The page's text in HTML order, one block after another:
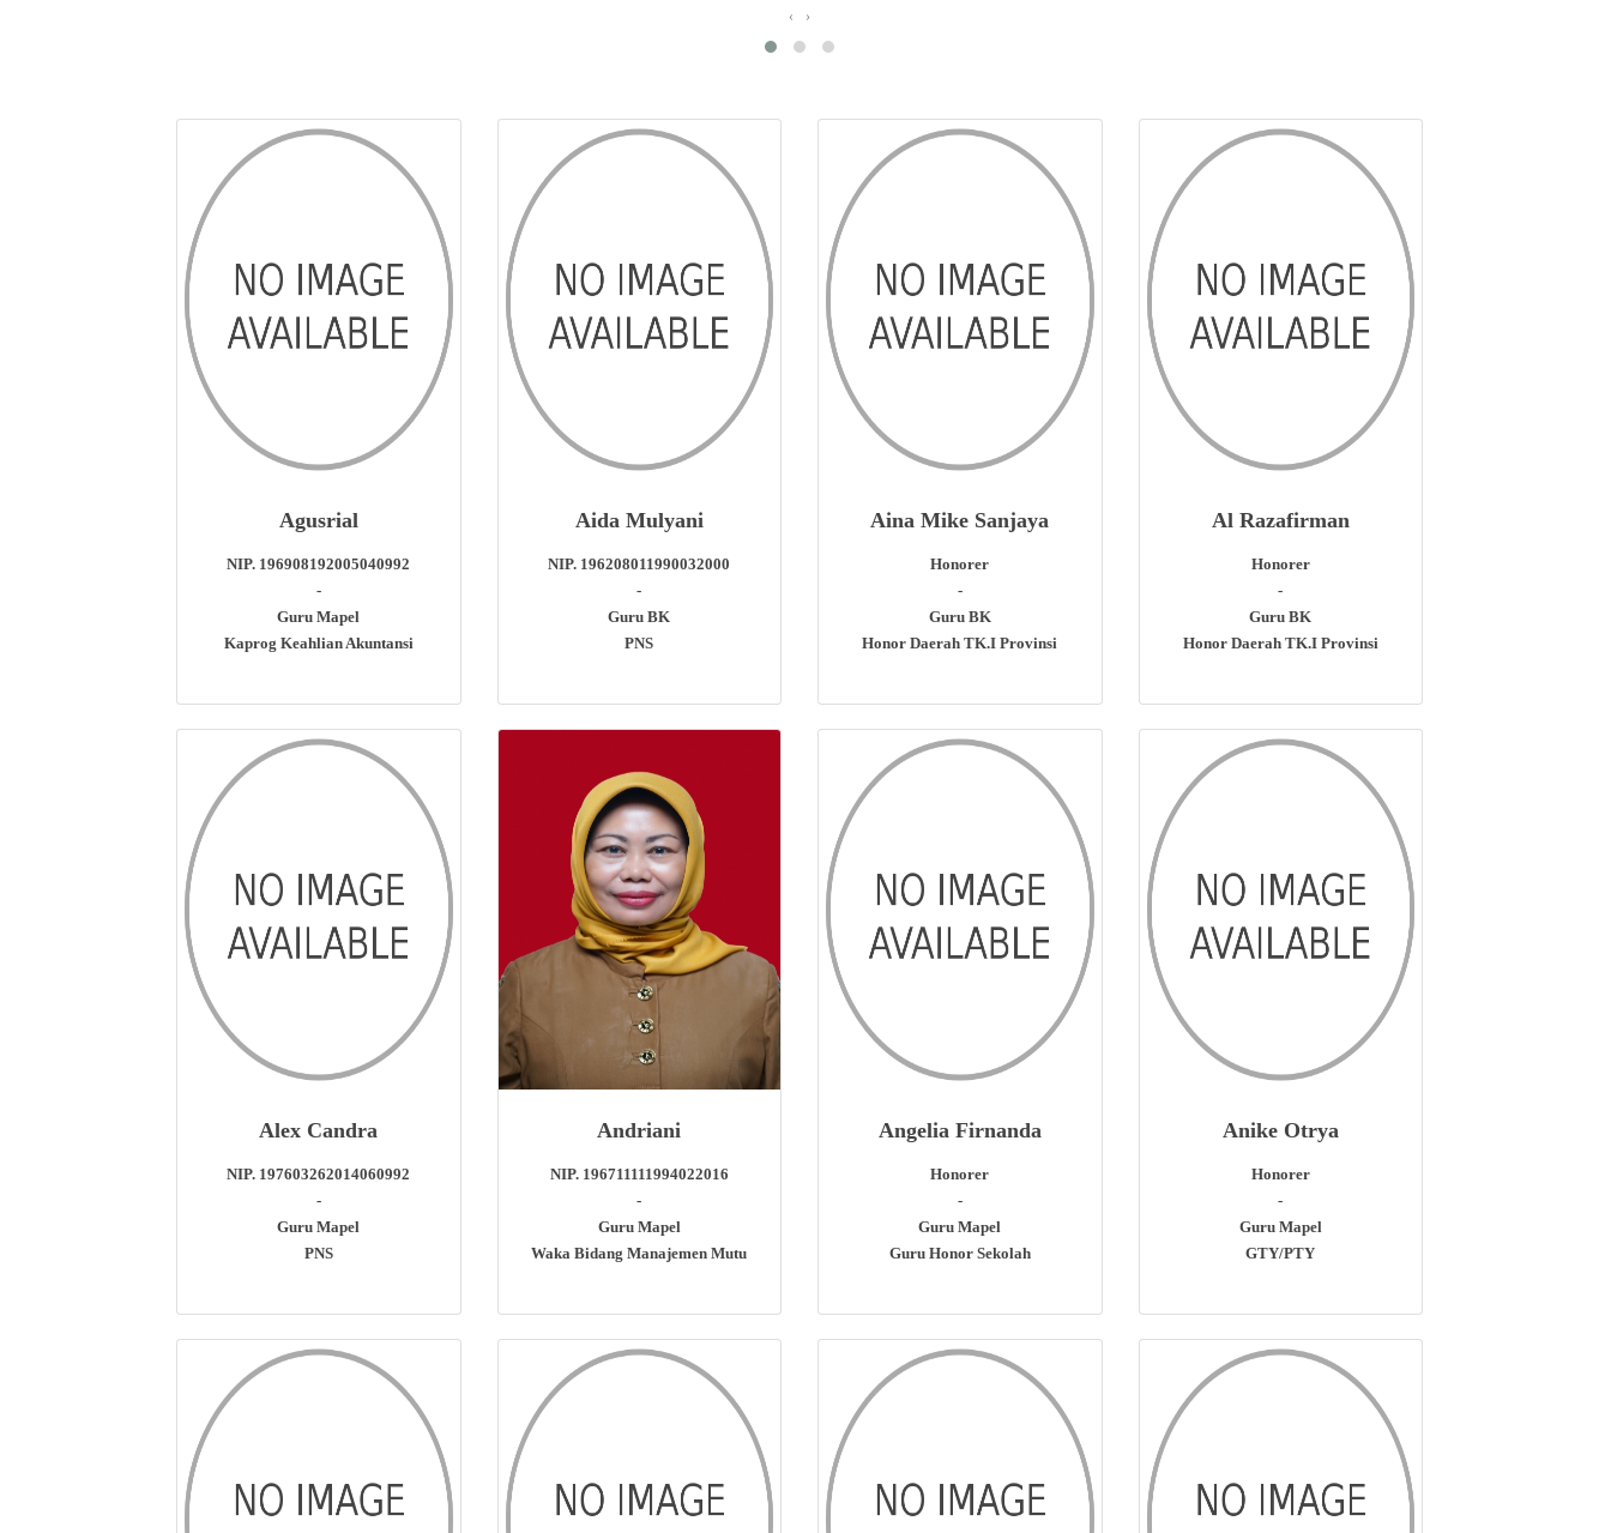
‹ ›
Agusrial
NIP. 196908192005040992
-
Guru Mapel
Kaprog Keahlian Akuntansi
Aida Mulyani
NIP. 196208011990032000
-
Guru BK
PNS
Aina Mike Sanjaya
Honorer
-
Guru BK
Honor Daerah TK.I Provinsi
Al Razafirman
Honorer
-
Guru BK
Honor Daerah TK.I Provinsi
Alex Candra
NIP. 197603262014060992
-
Guru Mapel
PNS
Andriani
NIP. 196711111994022016
-
Guru Mapel
Waka Bidang Manajemen Mutu
Angelia Firnanda
Honorer
-
Guru Mapel
Guru Honor Sekolah
Anike Otrya
Honorer
-
Guru Mapel
GTY/PTY